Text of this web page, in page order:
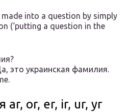
into a question by simply
(‘putting a question in the
это украинская фамилия.
ar, or, er, ir, ur, yr